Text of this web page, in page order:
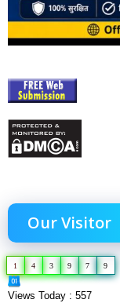
Our Visitor
1 4 3 9 7 9
Views Today : 557